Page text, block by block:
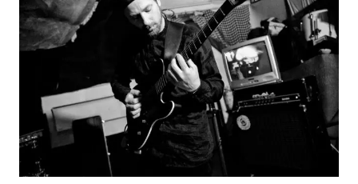
Anzeige